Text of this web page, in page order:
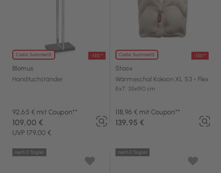
Code: Summer15 -15%**
Blomus
Handtuchständer
92,65 € mit Coupon**
UVP 179,00 €
109,00 €
Code: Summer15 -15%**
Stoov
Wärmeschal Kokoon XL S3 - Flex
BxT: 35x190 cm
118,96 € mit Coupon**
139,95 €
noch 3 Tag(e) noch 3 Tag(e)